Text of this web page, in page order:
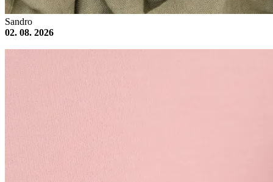
Sandro
02. 08. 2026